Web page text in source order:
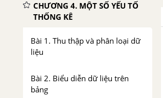
CHƯƠNG 4. MỘT SỐ YẾU TỐ
THỐNG KÊ
Bài 1. Thu thập và phân loại dữ
liệu
Bài 2. Biểu diễn dữ liệu trên
bảng